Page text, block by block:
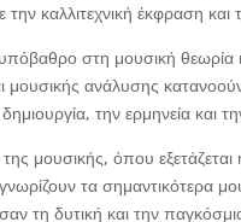
καλλιτεχνική έκφραση και
υπόβαθρο στη μουσική
μουσικής ανάλυσης
την ερμηνεία και
της μουσικής, όπου
τα σημαντικότερα
τη δυτική και την